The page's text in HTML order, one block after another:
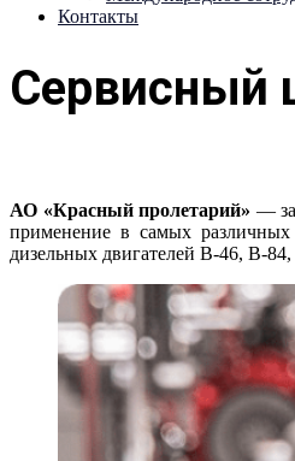
Контакты
Сервисный
АО «Красный пролетарий» —
применение в самых различных
дизельных двигателей В-46, В-